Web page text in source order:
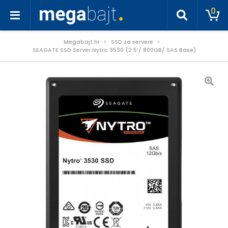
0
Megabajt.hr
SSD za servere
SEAGATE SSD Server Nytro 3530 (2.5’/ 800GB/ SAS Base)